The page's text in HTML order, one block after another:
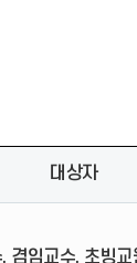
대상자
겸임교수, 초빙